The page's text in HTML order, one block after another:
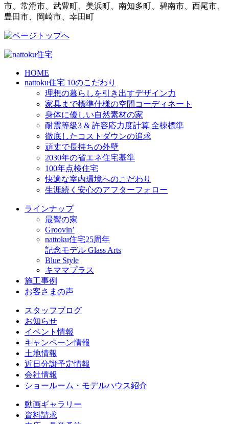
市、常滑市、武豊町、美浜町、南知多町、碧南市、西尾市、
豊田市、岡崎市、幸田町
HOME
nattoku住宅 10のこだわり
理想の暮らしを引き出すデザイン力
家具まで標準仕様の空間コーディネート
身体に優しい自然素材の家
耐震等級3 & 許容応力度計算 全棟標準
徹底したコストダウンの追求
頑丈で長持ちの外壁
2030年の省エネ住宅基準
100年点検住宅
快適な室内環境へのこだわり
生涯続く安心のアフターフォロー
ラインナップ
最響の家
Groovin’
nattoku住宅25周年
記念モデル Glass Arts
Blue Style
キママプラス
施工事例
お客さまの声
スタッフブログ
お知らせ
イベント情報
キャンペーン情報
土地情報
近日分譲予定情報
会社情報
ショールーム・モデルハウス紹介
動画ギャラリー
資料請求